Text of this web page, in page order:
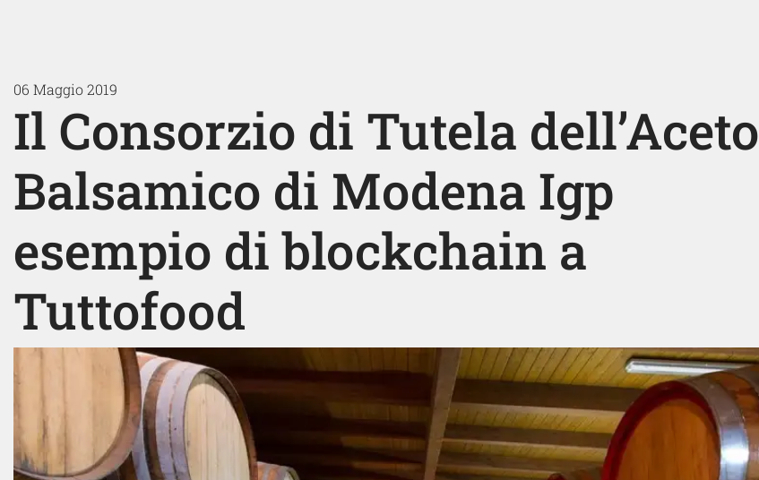
06 Maggio 2019
Il Consorzio di Tutela dell’Aceto
Balsamico di Modena Igp
esempio di blockchain a
Tuttofood